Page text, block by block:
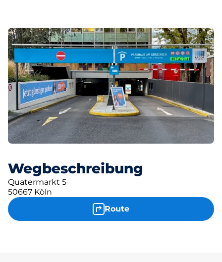
Wegbeschreibung
Quatermarkt 5
50667 Köln
Route